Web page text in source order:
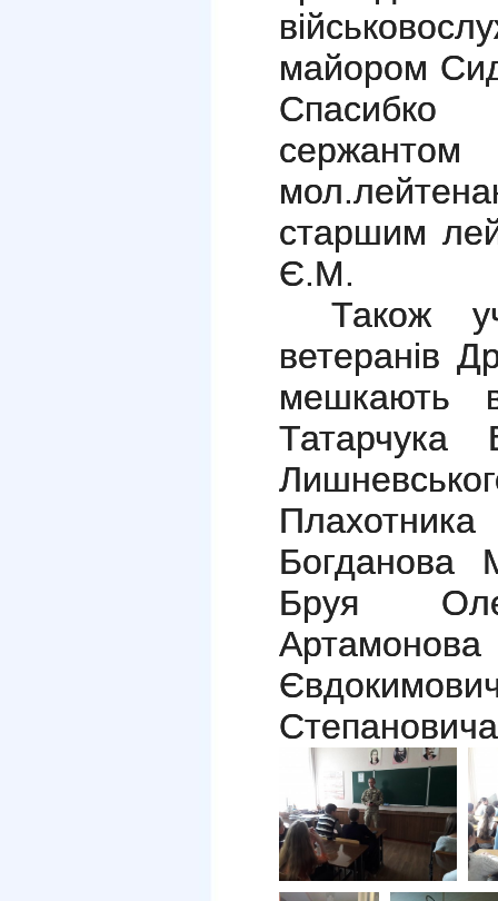
майором
старшим
Є.М.
Також
ветеранів
мешкають
Татарчука
Богданова
Бруя